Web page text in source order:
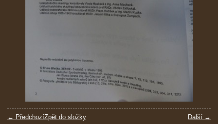
← Předchozí Další →
Zpět do složky